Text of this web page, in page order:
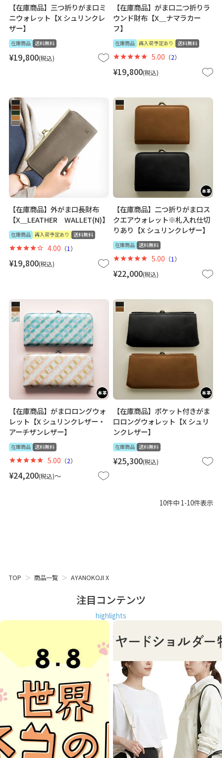
【在庫商品】三つ折りがま口ミ
ニウォレット【X シュリンクレ
ザー】
在庫商品 送料無料
¥19,800 税込
【在庫商品】がま口二つ折りラ
ウンド財布【X＿ナマラカー
フ】
在庫商品 再入荷予定あり 送料無料
¥19,800 税込
5.00 （2）
【在庫商品】外がま口長財布
【X＿LEATHER WALLET(N)】
在庫商品 再入荷予定あり 送料無料
¥19,800 税込
4.00 （1 ）
【在庫商品】二つ折りがま口ス
クエアウォレット※札入れ仕切
りあり【X シュリンクレザー】
在庫商品 送料無料
¥22,000 税込
5.00 （1 ）
【在庫商品】がま口ロングウォ
レット【X シュリンクレザー・
アーチザンレザー】
在庫商品 送料無料
¥24,200 税込 〜
5.00 （2）
【在庫商品】ポケット付きがま
口ロングウォレット【X シュリ
ンクレザー】
在庫商品 送料無料
¥25,300 税込
10件中 1-10件表示
TOP 商品一覧 AYANOKOJI X
注目コンテンツ
highlights